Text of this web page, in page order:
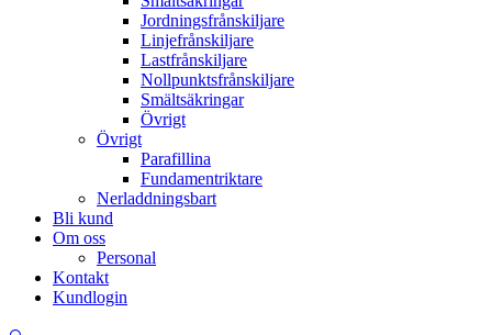
Jordningsfrånskiljare
Linjefrånskiljare
Lastfrånskiljare
Nollpunktsfrånskiljare
Smältsäkringar
Övrigt
Övrigt
Parafillina
Fundamentriktare
Nerladdningsbart
Bli kund
Om oss
Personal
Kontakt
Kundlogin